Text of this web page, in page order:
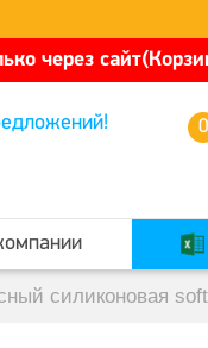
через
0
силиконовая